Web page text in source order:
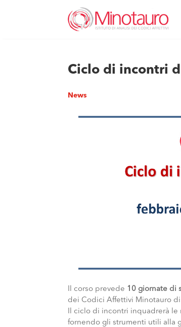
Ciclo di incontri
News
Il corso prevede 10 giornate di
dei Codici Affettivi Minotauro
Il ciclo di incontri inquadrerà
fornendo gli strumenti utili alla